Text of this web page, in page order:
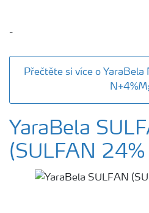
-
Přečtěte si více o
YaraBela
(SULFAN 24%